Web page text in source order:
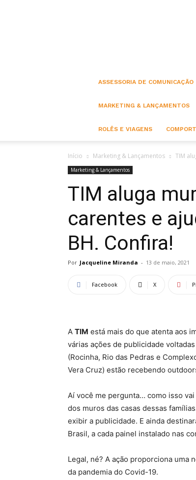
ASSESSORIA DE COMUNICAÇÃO
MARKETING & LANÇAMENTOS
ROLÊS E VIAGENS
Início Marketing & Lançamentos TIM
Marketing & Lançamentos
TIM aluga
carentes e
BH. Confira!
Por Jacqueline Miranda - 13 de maio, 2021
Facebook X
A TIM está mais do que atenta aos
várias ações de publicidade
(Rocinha, Rio das Pedras e
Vera Cruz) estão recebendo
Aí você me pergunta… como isso
dos muros das casas dessas
exibir a publicidade. E ainda
Brasil, a cada painel instalado nas
Legal, né? A ação proporciona uma
da pandemia do Covid-19.